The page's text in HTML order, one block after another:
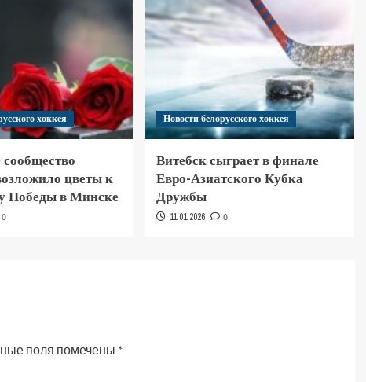
хоккея
цветы к
Победы в Минске
0
Новости белорусского хоккея
Витебск сыграет в финале
Евро-Азиатского Кубка
Дружбы
11.01.2026 0
поля помечены *